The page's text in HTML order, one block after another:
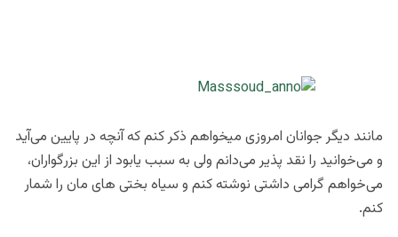
مانند دیگر جوانان امروزی میخواهم ذکر کنم که آنچه در پایین می‌آید
و می‌خوانید را نقد پذیر می‌دانم ولی به سبب یابود از این بزرگواران،
می‌خواهم گرامی داشتی نوشته کنم و سیاه بختی های مان را شمار
کنم.